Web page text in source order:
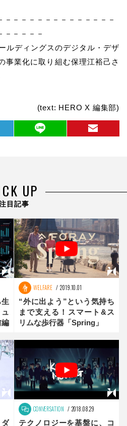
－－－－－－－－－－－－－－
－－－－－
ルディングスのデジタル・デザ
事業化に取り組む保理江裕己さ
(text: HERO X 編集部)
UP
目記事
編
WELFARE 2019.10.01
“外に出よう”という気持ち
まで支える！スマート&ス
リムな歩行器「Spring」
CONVERSATION 2018.08.29
テクノロジーを基盤に、コ